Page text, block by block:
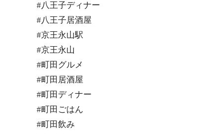
#八王子ディナー
#八王子居酒屋
#京王永山駅
#京王永山
#町田グルメ
#町田居酒屋
#町田ディナー
#町田ごはん
#町田飲み